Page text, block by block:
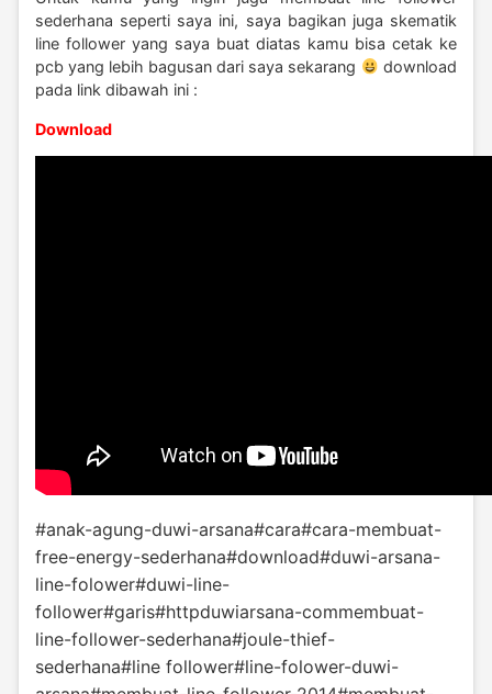
sederhana seperti saya ini, saya bagikan juga skematik
line follower yang saya buat diatas kamu bisa cetak ke
pcb yang lebih bagusan dari saya sekarang
download
pada link dibawah ini :
Download
#anak-agung-duwi-arsana#cara#cara-membuat-
free-energy-sederhana#download#duwi-arsana-
line-folower#duwi-line-
follower#garis#httpduwiarsana-commembuat-
line-follower-sederhana#joule-thief-
sederhana#line follower#line-folower-duwi-